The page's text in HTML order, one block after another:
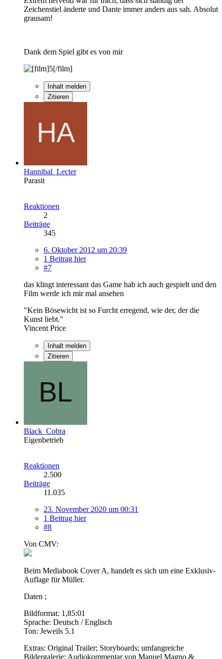
Zeichenstiel änderte und Dante immer anders aus sah. Absolut
grausam!
Dank dem Spiel gibt es von mir
Inhalt melden
Zitieren
Hannibal_Lecter
Parasit
Reaktionen
2
Beiträge
345
6. Oktober 2012 um 20:39
1 Beitrag hier
#7
das klingt interessant das Game hab ich auch gespielt und den
Film werde ich mir mal ansehen
"Kein Bösewicht ist so Furcht erregend, wie der, der die
Kunst liebt."
Vincent Price
Inhalt melden
Zitieren
Black_Cobra
Eigenbetrieb
Reaktionen
2.500
Beiträge
11.035
23. November 2020 um 00:31
1 Beitrag hier
#8
Von CMV:
Beim Mediabook Cover A, handelt es sich um eine Exklusiv-
Auflage für Müller.
Daten ;
Bildformat: 1,85:01
Sprache: Deutsch / Englisch
Ton: Jeweils 5.1
Extras: Original Trailer; Storyboards; umfangreiche
Bildergalerie; Audiokommentar von Manuel Magno &